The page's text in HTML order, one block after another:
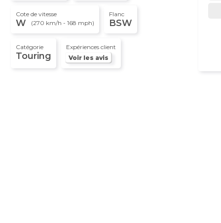
Cote de vitesse
W (270 km/h - 168 mph)
Flanc
BSW
Catégorie
Touring
Expériences client
Voir les avis